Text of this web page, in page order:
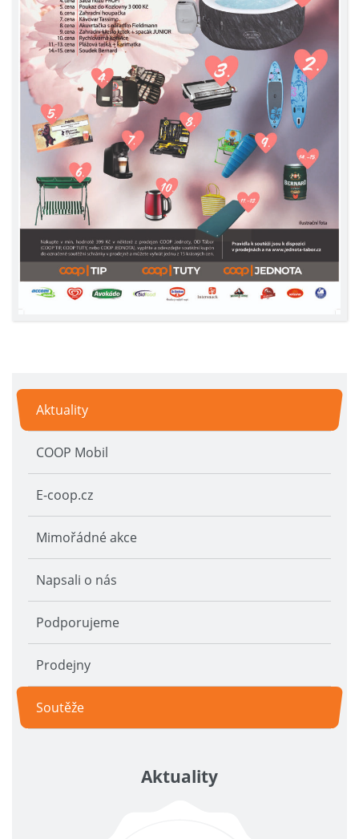
Aktuality
COOP Mobil
E-coop.cz
Mimořádné akce
Napsali o nás
Podporujeme
Prodejny
Soutěže
Aktuality